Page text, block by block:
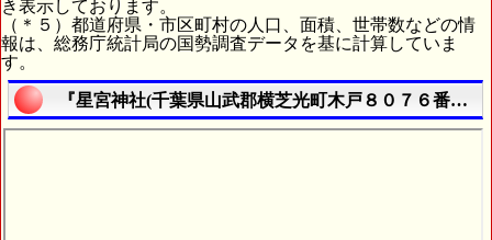
き表示しております。
（＊５）都道府県・市区町村の人口、面積、世帯数などの情
報は、総務庁統計局の国勢調査データを基に計算していま
す。
『星宮神社(千葉県山武郡横芝光町木戸８０７６番地)